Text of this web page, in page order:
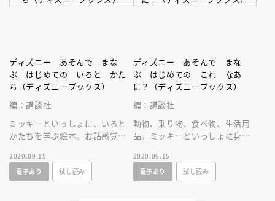
ディズニー あそんで まな
ぶ はじめての いろと かた
ち（ディズニーブックス）
編：講談社
ミッキーといっしょに、いろと
かたちを学ぶ絵本。お話感覚で
2020.09.15
電子あり
試し読み
ディズニー あそんで まな
ぶ はじめての これ なあ
に？（ディズニーブックス）
編：講談社
動物、乗り物、食べ物、生活用
品。ミッキーといっしょに身の
2020.09.15
電子あり
試し読み